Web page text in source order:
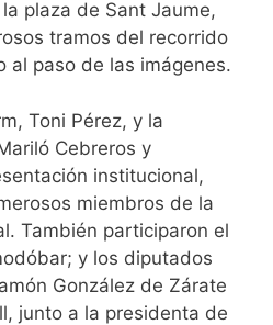
plaza de Sant Jaume,
tramos del recorrido
al paso de las imágenes.
Toni Pérez, y la
Cebreros y
institucional,
miembros de la
También participaron el
y los diputados
González de Zárate
junto a la presidenta de